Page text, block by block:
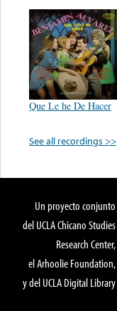
Que Le he De Hacer
See all recordings >>
Un proyecto conjunto
del UCLA Chicano Studies
Research Center,
el Arhoolie Foundation,
y del UCLA Digital Library